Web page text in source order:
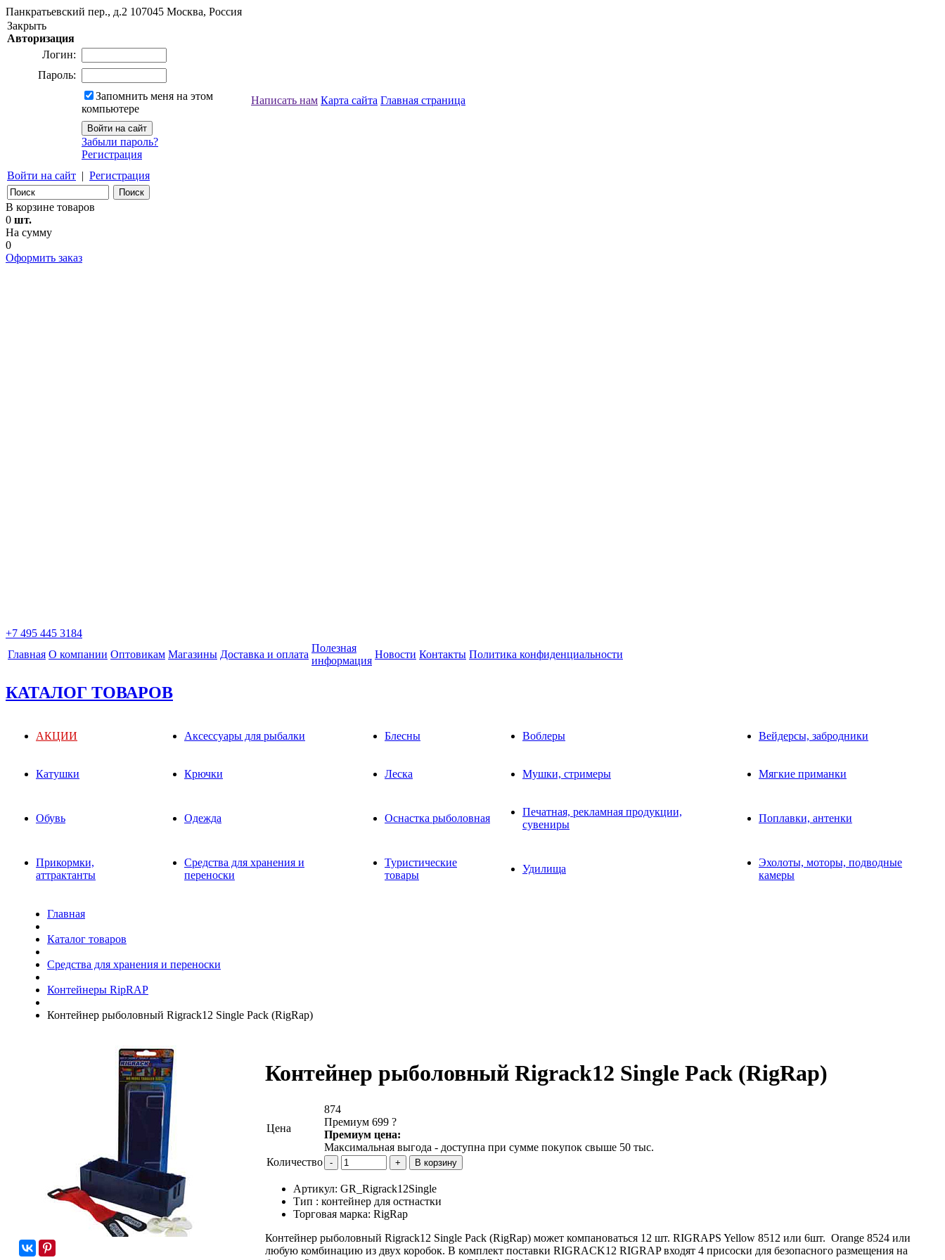
Панкратьевский пер., д.2 107045 Москва, Россия
Закрыть
Авторизация
Логин:
Пароль:
Запомнить меня на этом
компьютере
Забыли пароль?
Регистрация
Войти на сайт | Регистрация
Написать нам Карта сайта Главная страница
В корзине товаров
0 шт.
На сумму
0
Оформить заказ
+7 495 445 3184
Главная О компании Оптовикам Магазины Доставка и оплата
Полезная
информация
Новости Контакты Политика конфиденциальности
КАТАЛОГ ТОВАРОВ
АКЦИИ Аксессуары для рыбалки Блесны Воблеры Вейдерсы, забродники
Катушки Крючки Леска Мушки, стримеры Мягкие приманки
Обувь Одежда Оснастка рыболовная
Печатная, рекламная продукции,
сувениры
Поплавки, антенки
Прикормки,
аттрактанты
Средства для хранения и
переноски
Туристические
товары
Удилища
Эхолоты, моторы, подводные
камеры
Главная
Каталог товаров
Средства для хранения и переноски
Контейнеры RipRAP
Контейнер рыболовный Rigrack12 Single Pack (RigRap)
Контейнер рыболовный Rigrack12 Single Pack (RigRap)
Цена
874
Премиум 699 ?
Премиум цена:
Максимальная выгода - доступна при сумме покупок свыше 50 тыс.
Количество
Артикул: GR_Rigrack12Single
Тип : контейнер для остнастки
Торговая марка: RigRap
Контейнер рыболовный Rigrack12 Single Pack (RigRap) может компановаться 12 шт. RIGRAPS Yellow 8512 или 6шт. Orange 8524 или
любую комбинацию из двух коробок. В комплект поставки RIGRACK12 RIGRAP входят 4 присоски для безопасного размещения на